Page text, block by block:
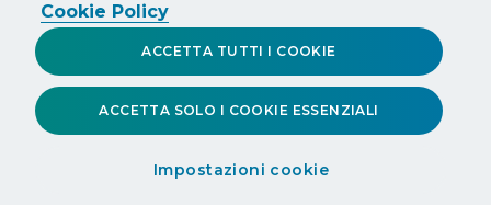
Cookie Policy
Impostazioni cookie
ACCETTA SOLO I COOKIE ESSENZIALI
ACCETTA TUTTI I COOKIE